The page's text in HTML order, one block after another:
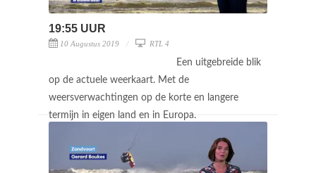
19:55 UUR
10 Augustus 2019 RTL 4
Een uitgebreide blik
op de actuele weerkaart. Met de
weersverwachtingen op de korte en langere
termijn in eigen land en in Europa.